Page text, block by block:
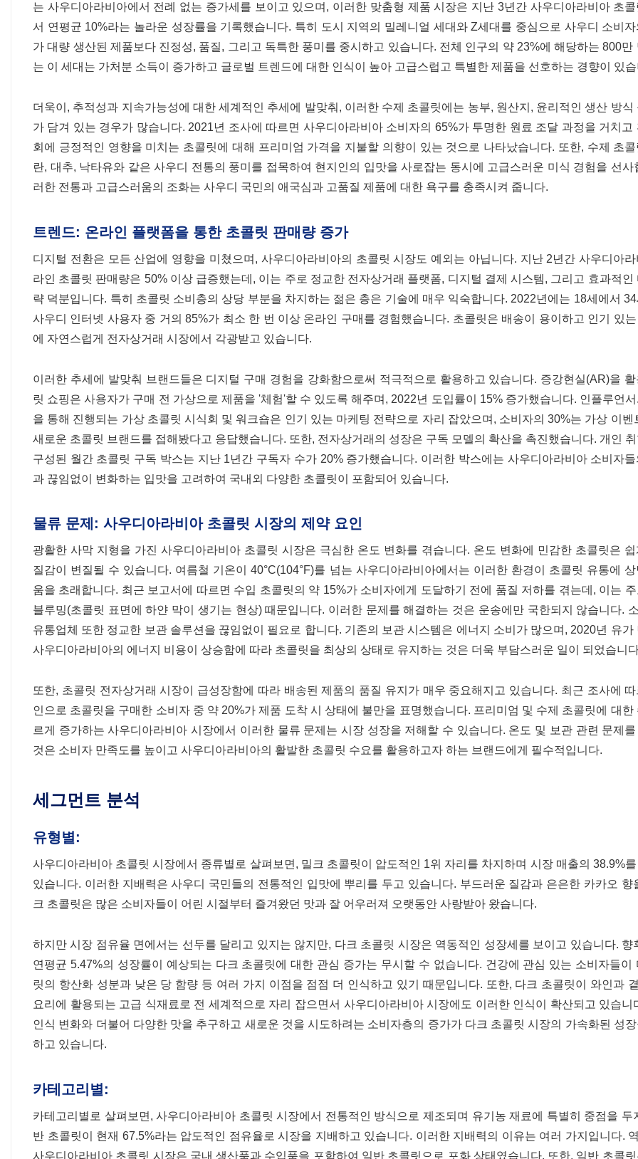
는 사우디아라비아에서 전례 없는 증가세를 보이고 있으며, 이러한 맞춤형 제품 시장은 지난 3년간 사우디아라비아 초
서 연평균 10%라는 놀라운 성장률을 기록했습니다. 특히 도시 지역의 밀레니얼 세대와 Z세대를 중심으로 사우디 소비
가 대량 생산된 제품보다 진정성, 품질, 그리고 독특한 풍미를 중시하고 있습니다. 전체 인구의 약 23%에 해당하는 800만
는 이 세대는 가처분 소득이 증가하고 글로벌 트렌드에 대한 인식이 높아 고급스럽고 특별한 제품을 선호하는 경향이 있
더욱이, 추적성과 지속가능성에 대한 세계적인 추세에 발맞춰, 이러한 수제 초콜릿에는 농부, 원산지, 윤리적인 생산 방식
가 담겨 있는 경우가 많습니다. 2021년 조사에 따르면 사우디아라비아 소비자의 65%가 투명한 원료 조달 과정을 거치고
회에 긍정적인 영향을 미치는 초콜릿에 대해 프리미엄 가격을 지불할 의향이 있는 것으로 나타났습니다. 또한, 수제 초
란, 대추, 낙타유와 같은 사우디 전통의 풍미를 접목하여 현지인의 입맛을 사로잡는 동시에 고급스러운 미식 경험을 선사
러한 전통과 고급스러움의 조화는 사우디 국민의 애국심과 고품질 제품에 대한 욕구를 충족시켜 줍니다.
트렌드: 온라인 플랫폼을 통한 초콜릿 판매량 증가
디지털 전환은 모든 산업에 영향을 미쳤으며, 사우디아라비아의 초콜릿 시장도 예외는 아닙니다. 지난 2년간 사우디아
라인 초콜릿 판매량은 50% 이상 급증했는데, 이는 주로 정교한 전자상거래 플랫폼, 디지털 결제 시스템, 그리고 효과적인
략 덕분입니다. 특히 초콜릿 소비층의 상당 부분을 차지하는 젊은 층은 기술에 매우 익숙합니다. 2022년에는 18세에서
사우디 인터넷 사용자 중 거의 85%가 최소 한 번 이상 온라인 구매를 경험했습니다. 초콜릿은 배송이 용이하고 인기 있
에 자연스럽게 전자상거래 시장에서 각광받고 있습니다.
이러한 추세에 발맞춰 브랜드들은 디지털 구매 경험을 강화함으로써 적극적으로 활용하고 있습니다. 증강현실(AR)을
릿 쇼핑은 사용자가 구매 전 가상으로 제품을 '체험'할 수 있도록 해주며, 2022년 도입률이 15% 증가했습니다. 인플루언
을 통해 진행되는 가상 초콜릿 시식회 및 워크숍은 인기 있는 마케팅 전략으로 자리 잡았으며, 소비자의 30%는 가상 이벤
새로운 초콜릿 브랜드를 접해봤다고 응답했습니다. 또한, 전자상거래의 성장은 구독 모델의 확산을 촉진했습니다. 개인
구성된 월간 초콜릿 구독 박스는 지난 1년간 구독자 수가 20% 증가했습니다. 이러한 박스에는 사우디아라비아 소비자
과 끊임없이 변화하는 입맛을 고려하여 국내외 다양한 초콜릿이 포함되어 있습니다.
물류 문제: 사우디아라비아 초콜릿 시장의 제약 요인
광활한 사막 지형을 가진 사우디아라비아 초콜릿 시장은 극심한 온도 변화를 겪습니다. 온도 변화에 민감한 초콜릿은
질감이 변질될 수 있습니다. 여름철 기온이 40°C(104°F)를 넘는 사우디아라비아에서는 이러한 환경이 초콜릿 유통에
움을 초래합니다. 최근 보고서에 따르면 수입 초콜릿의 약 15%가 소비자에게 도달하기 전에 품질 저하를 겪는데, 이는
블루밍(초콜릿 표면에 하얀 막이 생기는 현상) 때문입니다. 이러한 문제를 해결하는 것은 운송에만 국한되지 않습니다.
유통업체 또한 정교한 보관 솔루션을 끊임없이 필요로 합니다. 기존의 보관 시스템은 에너지 소비가 많으며, 2020년 유가
사우디아라비아의 에너지 비용이 상승함에 따라 초콜릿을 최상의 상태로 유지하는 것은 더욱 부담스러운 일이 되었습니
또한, 초콜릿 전자상거래 시장이 급성장함에 따라 배송된 제품의 품질 유지가 매우 중요해지고 있습니다. 최근 조사에
인으로 초콜릿을 구매한 소비자 중 약 20%가 제품 도착 시 상태에 불만을 표명했습니다. 프리미엄 및 수제 초콜릿에 대한
르게 증가하는 사우디아라비아 시장에서 이러한 물류 문제는 시장 성장을 저해할 수 있습니다. 온도 및 보관 관련 문제
것은 소비자 만족도를 높이고 사우디아라비아의 활발한 초콜릿 수요를 활용하고자 하는 브랜드에게 필수적입니다.
세그먼트 분석
유형별:
사우디아라비아 초콜릿 시장에서 종류별로 살펴보면, 밀크 초콜릿이 압도적인 1위 자리를 차지하며 시장 매출의 38.9%
있습니다. 이러한 지배력은 사우디 국민들의 전통적인 입맛에 뿌리를 두고 있습니다. 부드러운 질감과 은은한 카카오 향
크 초콜릿은 많은 소비자들이 어린 시절부터 즐겨왔던 맛과 잘 어우러져 오랫동안 사랑받아 왔습니다.
하지만 시장 점유율 면에서는 선두를 달리고 있지는 않지만, 다크 초콜릿 시장은 역동적인 성장세를 보이고 있습니다. 향
연평균 5.47%의 성장률이 예상되는 다크 초콜릿에 대한 관심 증가는 무시할 수 없습니다. 건강에 관심 있는 소비자들이
릿의 항산화 성분과 낮은 당 함량 등 여러 가지 이점을 점점 더 인식하고 있기 때문입니다. 또한, 다크 초콜릿이 와인과
요리에 활용되는 고급 식재료로 전 세계적으로 자리 잡으면서 사우디아라비아 시장에도 이러한 인식이 확산되고 있습니
인식 변화와 더불어 다양한 맛을 추구하고 새로운 것을 시도하려는 소비자층의 증가가 다크 초콜릿 시장의 가속화된 성
하고 있습니다.
카테고리별:
카테고리별로 살펴보면, 사우디아라비아 초콜릿 시장에서 전통적인 방식으로 제조되며 유기농 재료에 특별히 중점을 두
반 초콜릿이 현재 67.5%라는 압도적인 점유율로 시장을 지배하고 있습니다. 이러한 지배력의 이유는 여러 가지입니다.
사우디아라비아 초콜릿 시장은 국내 생산품과 수입품을 포함하여 일반 초콜릿으로 포화 상태였습니다. 또한, 일반 초콜